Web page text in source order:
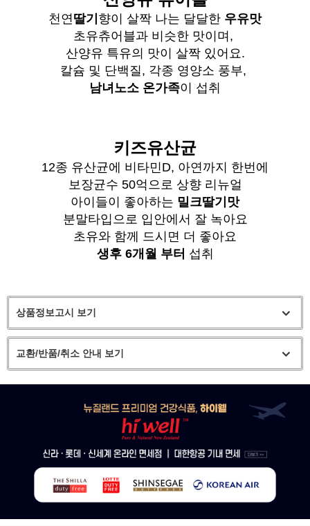
천연딸기 향이 살짝 나는 달달한 우유맛
초유츄어블과 비슷한 맛이며,
산양유 특유의 맛이 살짝 있어요.
칼슘 및 단백질, 각종 영양소 풍부,
남녀노소 온가족이 섭취
키즈유산균
12종 유산균에 비타민D, 아연까지 한번에
보장균수 50억으로 상향 리뉴얼
아이들이 좋아하는 밀크딸기맛
분말타입으로 입안에서 잘 녹아요
초유와 함께 드시면 더 좋아요
생후 6개월 부터 섭취
상품정보고시 보기
교환/반품/취소 안내 보기